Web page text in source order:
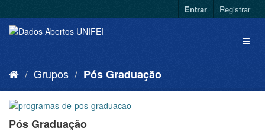
Entrar Registrar
Grupos Pós Graduação
Pós Graduação